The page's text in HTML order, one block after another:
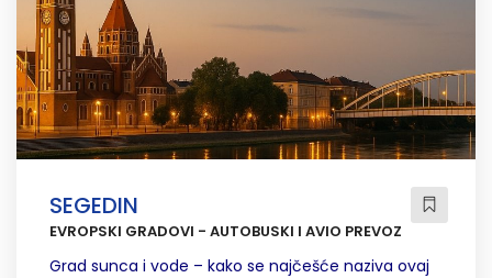
SEGEDIN
EVROPSKI GRADOVI - AUTOBUSKI I AVIO PREVOZ
Grad sunca i vode – kako se najčešće naziva ovaj